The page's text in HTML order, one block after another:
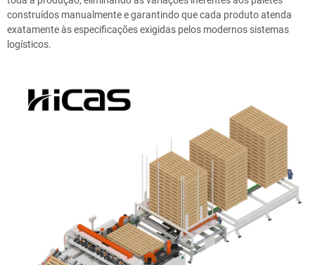
construídos manualmente e garantindo que cada produto atenda
exatamente às especificações exigidas pelos modernos sistemas
logísticos.